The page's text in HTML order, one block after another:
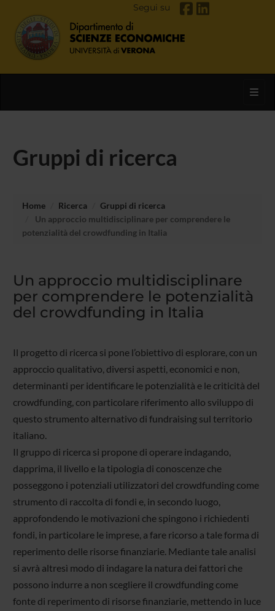
Segui su
Gruppi di ricerca
Home Ricerca
Gruppi di ricerca
Un approccio multidisciplinare per comprendere le
potenzialità del crowdfunding in Italia
Un approccio multidisciplinare
per comprendere le potenzialità
del crowdfunding in Italia
Il progetto di ricerca si pone l’obiettivo di esplorare, con un
approccio qualitativo, diversi aspetti, economici e non,
determinanti per identificare le potenzialità e le criticità del
crowdfunding, con particolare riferimento allo sviluppo di
questo strumento alternativo di fundraising sul territorio
italiano.
Il gruppo di ricerca si propone di operare indagando,
dapprima, il livello e la tipologia di conoscenze che
posseggono i potenziali utilizzatori del crowdfunding come
strumento di raccolta di fondi e, in secondo luogo,
approfondendo le motivazioni che spingono i richiedenti
fondi, in particolare le imprese, a fare ricorso a tale forma di
reperimento delle risorse finanziarie. Mediante tale analisi
si avrà altresì modo di indagare la natura dei fattori che
possono indurre a non scegliere il crowdfunding come
fonte di reperimento di risorse finanziarie, mettendo in luce